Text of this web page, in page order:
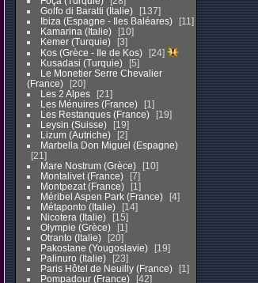
Golfo di Baratti (Italie)
137
Ibiza (Espagne - Iles Baléares)
11
Kamarina (Italie)
10
Kemer (Turquie)
3
Kos (Grèce - Ile de Kos)
24
Kusadasi (Turquie)
5
Le Monetier Serre Chevalier
(France)
20
Les 2 Alpes
21
Les Ménuires (France)
1
Les Restanques (France)
19
Leysin (Suisse)
19
Lizum (Autriche)
2
Marbella Don Miguel (Espagne)
21
Mare Nostrum (Grèce)
10
Montalivet (France)
7
Montpezat (France)
1
Méribel Aspen Park (France)
4
Métaponto (Italie)
14
Nicotera (Italie)
15
Olympie (Grèce)
1
Otranto (Italie)
20
Pakostane (Yougoslavie)
19
Palinuro (Italie)
23
Paris Hôtel de Neuilly (France)
1
Pompadour (France)
42